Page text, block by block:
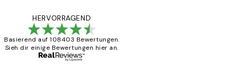
HERVORRAGEND
Basierend auf 108403 Bewertungen.
Sieh dir einige Bewertungen hier an.